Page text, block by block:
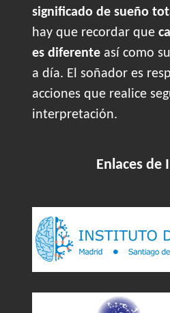
significado de sueño
hay que recordar que
es diferente así como
a día. El soñador es
acciones que realice
interpretación.
Enlaces de